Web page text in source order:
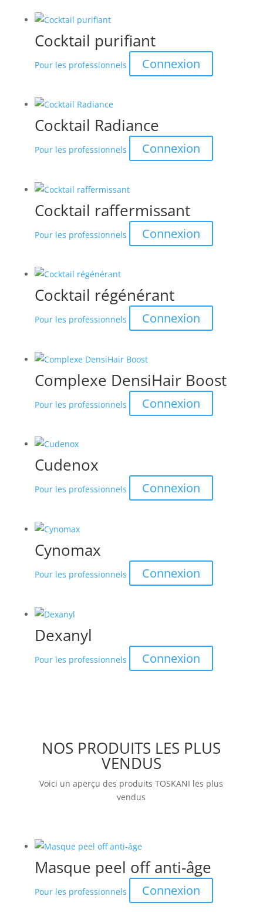
Cocktail purifiant
Pour les professionnels Connexion
Cocktail Radiance
Pour les professionnels Connexion
Cocktail raffermissant
Pour les professionnels Connexion
Cocktail régénérant
Pour les professionnels Connexion
Complexe DensiHair Boost
Pour les professionnels Connexion
Cudenox
Pour les professionnels Connexion
Cynomax
Pour les professionnels Connexion
Dexanyl
Pour les professionnels Connexion
NOS PRODUITS LES PLUS
VENDUS
Voici un aperçu des produits TOSKANI les plus
vendus
Masque peel off anti-âge
Pour les professionnels Connexion